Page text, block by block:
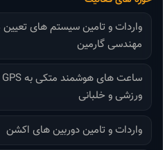
مهندسی گارمین
ورزشی و خلبانی
واردات و تامین دوربین های اکشن